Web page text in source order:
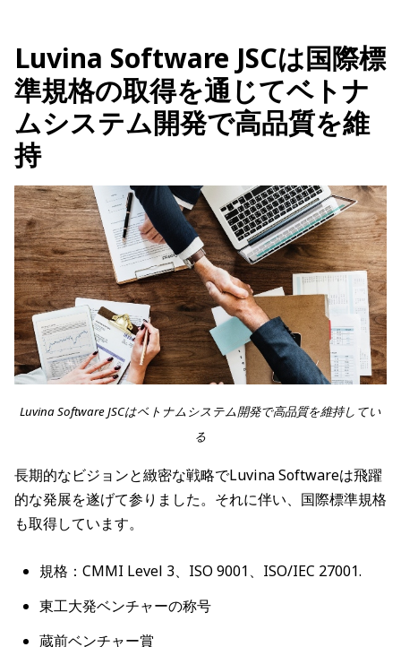
Luvina Software JSCは国際標
準規格の取得を通じてベトナ
ムシステム開発で高品質を維
持
Luvina Software JSCはベトナムシステム開発で高品質を維持してい
る
長期的なビジョンと緻密な戦略でLuvina Softwareは飛躍
的な発展を遂げて参りました。それに伴い、国際標準規格
も取得しています。
規格：CMMI Level 3、ISO 9001、ISO/IEC 27001.
東工大発ベンチャーの称号
蔵前ベンチャー賞